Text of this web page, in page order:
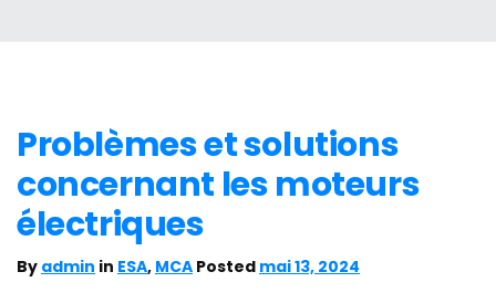
Problèmes et solutions
concernant les moteurs
électriques
By admin in ESA, MCA Posted mai 13, 2024